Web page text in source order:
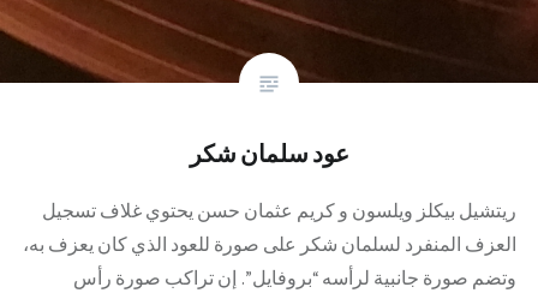
عود سلمان شكر
ريتشيل بيكلز ويلسون و كريم عثمان حسن يحتوي غلاف تسجيل
العزف المنفرد لسلمان شكر على صورة للعود الذي كان يعزف به،
وتضم صورة جانبية لرأسه “بروفايل”. إن تراكب صورة رأس